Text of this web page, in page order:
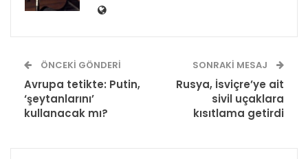
ÖNCEKI GÖNDERI
Avrupa tetikte: Putin,
‘şeytanlarını’
kullanacak mı?
SONRAKI MESAJ
Rusya, İsviçre’ye ait
sivil uçaklara
kısıtlama getirdi